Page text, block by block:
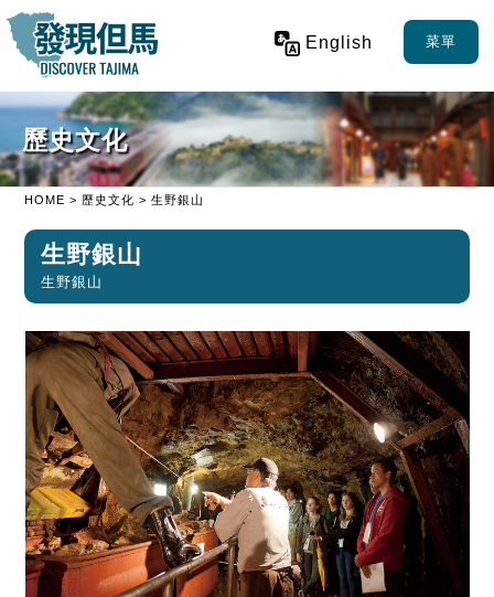
English 菜單
歷史文化
HOME > 歷史文化 > 生野銀山
生野銀山
生野銀山